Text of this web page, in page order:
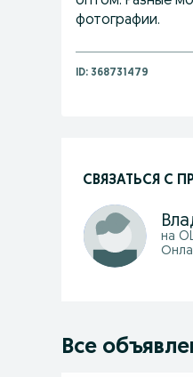
фотографии.
ID: 368731479
СВЯЗАТЬСЯ С
на
Все